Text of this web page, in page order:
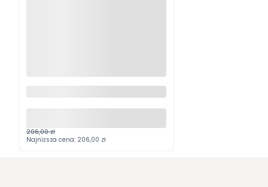
Rolety zewnętrzne adaptacyjne
drewnopodobne
206,00 zł
Najniższa cena: 206,00 zł